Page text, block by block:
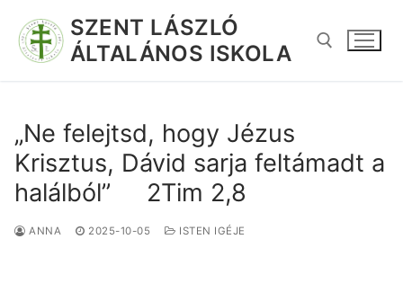
SZENT LÁSZLÓ
ÁLTALÁNOS ISKOLA
„Ne felejtsd, hogy Jézus
Krisztus, Dávid sarja feltámadt a
halálból” 2Tim 2,8
ANNA 2025-10-05 ISTEN IGÉJE